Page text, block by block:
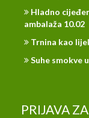
Hladno
ambalaža 10.02
Trnina kao
Suhe smokve
PRIJAVA